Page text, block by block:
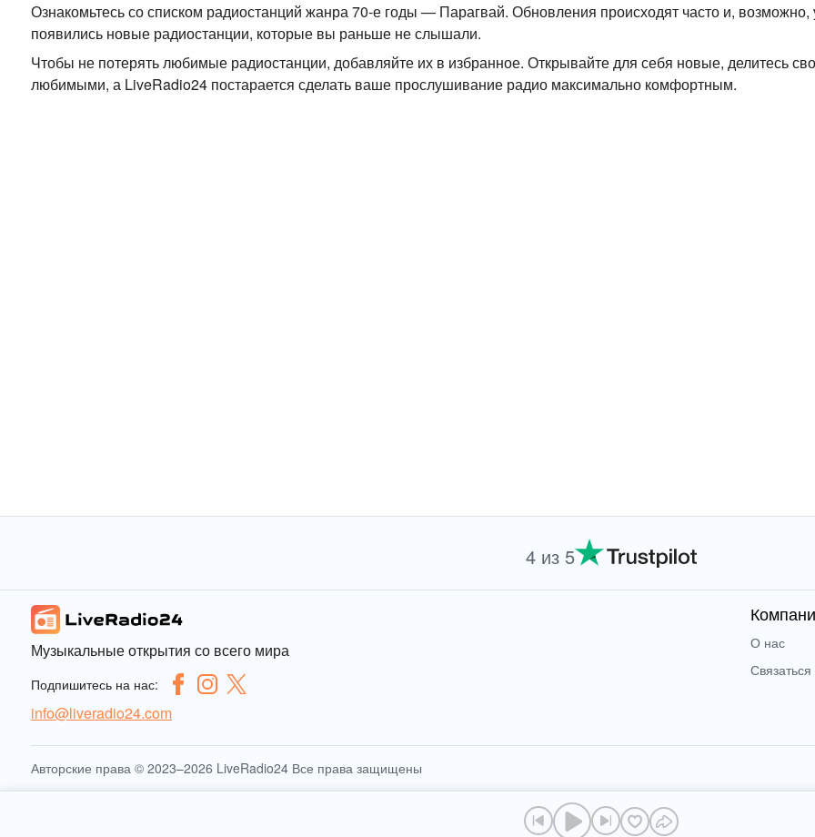
Ознакомьтесь со списком радиостанций жанра 70-е годы — Парагвай. Обновления происходят часто и, возможно,
появились новые радиостанции, которые вы раньше не слышали.
Чтобы не потерять любимые радиостанции, добавляйте их в избранное. Открывайте для себя новые, делитесь
любимыми, а LiveRadio24 постарается сделать ваше прослушивание радио максимально комфортным.
4 из 5
Музыкальные открытия со всего мира
Подпишитесь на нас:
info@liveradio24.com
О нас
Авторские права © 2023–2026 LiveRadio24 Все права защищены